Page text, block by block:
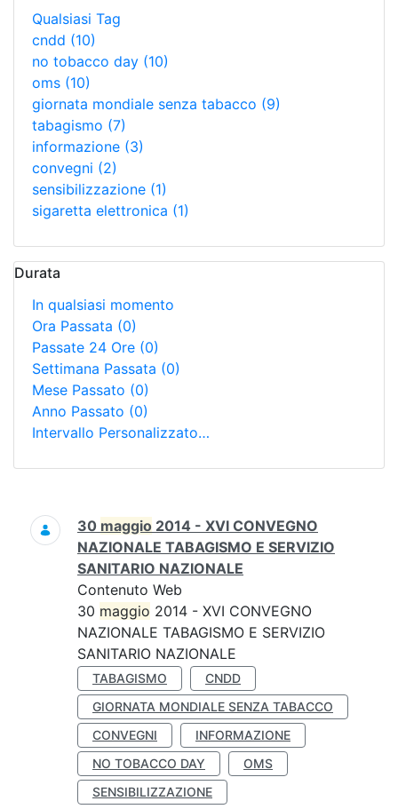
Qualsiasi Tag
cndd (10)
no tobacco day (10)
oms (10)
giornata mondiale senza tabacco (9)
tabagismo (7)
informazione (3)
convegni (2)
sensibilizzazione (1)
sigaretta elettronica (1)
Durata
In qualsiasi momento
Ora Passata (0)
Passate 24 Ore (0)
Settimana Passata (0)
Mese Passato (0)
Anno Passato (0)
Intervallo Personalizzato…
Ricerca
30 maggio 2014 - XVI CONVEGNO
NAZIONALE TABAGISMO E SERVIZIO
SANITARIO NAZIONALE
Contenuto Web
30 maggio 2014 - XVI CONVEGNO
NAZIONALE TABAGISMO E SERVIZIO
SANITARIO NAZIONALE
TABAGISMO
CNDD
GIORNATA MONDIALE SENZA TABACCO
CONVEGNI
INFORMAZIONE
NO TOBACCO DAY
OMS
SENSIBILIZZAZIONE